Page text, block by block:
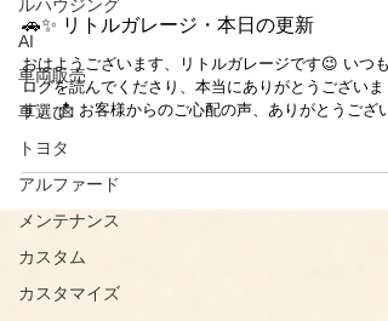
ルハウジング
AI
車両販売
車選び
トヨタ
アルファード
メンテナンス
カスタム
カスタマイズ
ービスをご提供できるよう計画を進めております。
時点では詳細や時期はまだ調整中ですが、内容が決
りましたらブログやSNSにて改めてご案内させてい
だきます😊 準備期間中も通常通り営業しております
で、お車の点検やメンテナンス、カスタムなどのご
談はこれまで通りお気軽にお問い合わせください🚗✨
これからも、お客様に安心してお任せいただけるシ
ップを目指し、一台一台丁寧に作業を進めてまいり
す。 今後ともリトルガレージをよろしくお願いいた
ます😊💛
2025年12月8日
🚗✨ リトルガレージ・本日の更新
おはようございます、リトルガレージです😉 いつも
ログを読んでくださり、本当にありがとうございま
す。 📩 お客様からのご心配の声、ありがとうござ
ろ、さっそくお客様から「引っ越しになるって読ん
んですが、整備は大丈夫ですか？」とご連絡をいた
きました。 心配して連絡をくださるなんて本当にあ
がたいですし、それだけ愛車を大切にされている気
はこれまで通り問題なく対応しています！ 移転準備